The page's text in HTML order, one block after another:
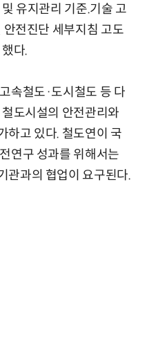
유지관리 기준.기술 고
안전진단 세부지침 고도
다.
속철도·도시철도 등 다
도시설의 안전관리와
하고 있다. 철도연이 국
연구 성과를 위해서는
관과의 협업이 요구된다.